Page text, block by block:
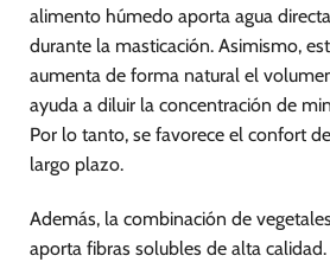
alimento húmedo aporta agua
durante la masticación. Asimismo,
aumenta de forma natural el
ayuda a diluir la concentración de
Por lo tanto, se favorece el confort
largo plazo.
Además, la combinación de
aporta fibras solubles de alta